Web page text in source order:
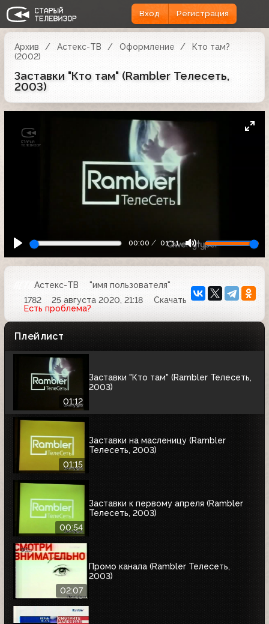
Вход Регистрация
Архив Астекс-ТВ Оформление
Кто там?
(2002)
Заставки "Кто там" (Rambler Телесеть,
2003)
00:00 01:11
Астекс-ТВ
"имя пользователя"
1782
25 августа 2020, 21:18
Скачать
Есть проблема?
Плейлист
01:12
Заставки "Кто там" (Rambler Телесеть,
2003)
01:15
Заставки на масленицу (Rambler
Телесеть, 2003)
00:54
Заставки к первому апреля (Rambler
Телесеть, 2003)
02:07
Промо канала (Rambler Телесеть,
2003)